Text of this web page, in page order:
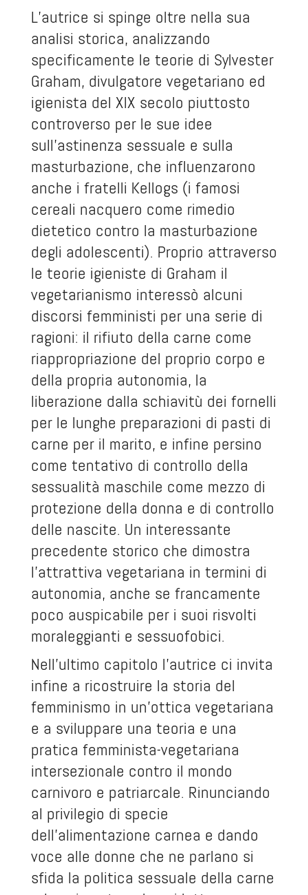
L’autrice si spinge oltre nella sua
analisi storica, analizzando
specificamente le teorie di Sylvester
Graham, divulgatore vegetariano ed
igienista del XIX secolo piuttosto
controverso per le sue idee
sull’astinenza sessuale e sulla
masturbazione, che influenzarono
anche i fratelli Kellogs (i famosi
cereali nacquero come rimedio
dietetico contro la masturbazione
degli adolescenti). Proprio attraverso
le teorie igieniste di Graham il
vegetarianismo interessò alcuni
discorsi femministi per una serie di
ragioni: il rifiuto della carne come
riappropriazione del proprio corpo e
della propria autonomia, la
liberazione dalla schiavitù dei fornelli
per le lunghe preparazioni di pasti di
carne per il marito, e infine persino
come tentativo di controllo della
sessualità maschile come mezzo di
protezione della donna e di controllo
delle nascite. Un interessante
precedente storico che dimostra
l’attrattiva vegetariana in termini di
autonomia, anche se francamente
poco auspicabile per i suoi risvolti
moraleggianti e sessuofobici.
Nell’ultimo capitolo l’autrice ci invita
infine a ricostruire la storia del
femminismo in un’ottica vegetariana
e a sviluppare una teoria e una
pratica femminista-vegetariana
intersezionale contro il mondo
carnivoro e patriarcale. Rinunciando
al privilegio di specie
dell’alimentazione carnea e dando
voce alle donne che ne parlano si
sfida la politica sessuale della carne